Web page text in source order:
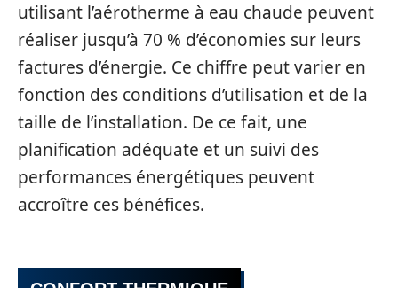
utilisant l’aérotherme à eau chaude peuvent
réaliser jusqu’à 70 % d’économies sur leurs
factures d’énergie. Ce chiffre peut varier en
fonction des conditions d’utilisation et de la
taille de l’installation. De ce fait, une
planification adéquate et un suivi des
performances énergétiques peuvent
accroître ces bénéfices.